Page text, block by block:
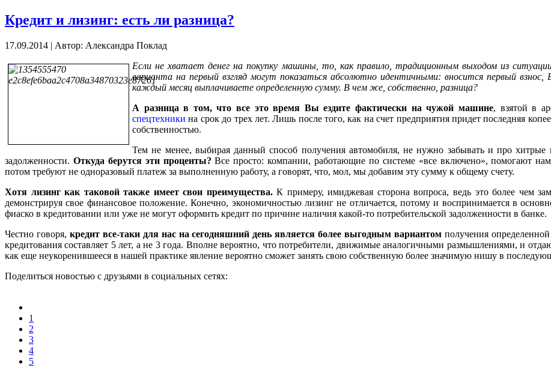
Кредит и лизинг: есть ли разница?
17.09.2014 | Автор: Александра Поклад
Если не хватает денег на покупку машины, то, как правило, традиционным выходом из
варианта на первый взгляд могут показаться абсолютно идентичными: вносится первый
каждый месяц выплачиваете определенную сумму. В чем же, собственно, разница?
А разница в том, что все это время Вы ездите фактически на чужой машине, взятой в
спецтехники на срок до трех лет. Лишь после того, как на счет предприятия придет последняя
собственностью.
Тем не менее, выбирая данный способ получения автомобиля, не нужно забывать и про
задолженности. Откуда берутся эти проценты? Все просто: компании, работающие по системе «все включено», помогают
потом требуют не одноразовый платеж за выполненную работу, а говорят, что, мол, мы добавим эту сумму к общему счету.
Хотя лизинг как таковой также имеет свои преимущества.К примеру, имиджевая сторона вопроса, ведь это более чем
демонстрируя свое финансовое положение. Конечно, экономичностью лизинг не отличается, потому и воспринимается в
фиаско в кредитовании или уже не могут оформить кредит по причине наличия какой-то потребительской задолженности в банке.
Честно говоря, кредит все-таки для нас на сегодняшний день является более выгодным вариантом получения
кредитования составляет 5 лет, а не 3 года. Вполне вероятно, что потребители, движимые аналогичными размышлениями, и
как еще неукоренившееся в нашей практике явление вероятно сможет занять свою собственную более значимую нишу в
Поделиться новостью с друзьями в социальных сетях:
1
2
3
4
5